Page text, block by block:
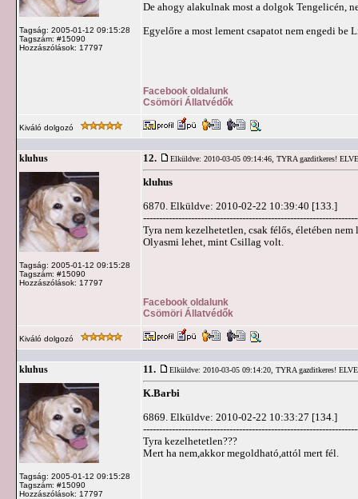
Tagság: 2005-01-12 09:15:28
Tagszám: #15090
Hozzászólások: 17797
De ahogy alakulnak most a dolgok Tengelicén,
Egyelőre a most lement csapatot nem engedi be
Facebook oldalunk
Csömöri Állatvédők
Kiváló dolgozó
kluhus
Tagság: 2005-01-12 09:15:28
Tagszám: #15090
Hozzászólások: 17797
12. Elküldve: 2010-03-05 09:14:46, TYRA gazditkeres!
kluhus
6870. Elküldve: 2010-02-22 10:39:40 [133.]
Tyra nem kezelhetetlen, csak félős, életében
Olyasmi lehet, mint Csillag volt.
Facebook oldalunk
Csömöri Állatvédők
Kiváló dolgozó
kluhus
Tagság: 2005-01-12 09:15:28
Tagszám: #15090
Hozzászólások: 17797
11. Elküldve: 2010-03-05 09:14:20, TYRA gazditkeres!
K.Barbi
6869. Elküldve: 2010-02-22 10:33:27 [134.]
Tyra kezelhetetlen???
Mert ha nem,akkor megoldható,attól mert fél.